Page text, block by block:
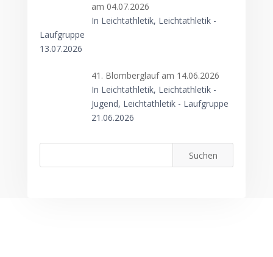
am 04.07.2026
In Leichtathletik, Leichtathletik -
Laufgruppe
13.07.2026
41. Blomberglauf am 14.06.2026
In Leichtathletik, Leichtathletik -
Jugend, Leichtathletik - Laufgruppe
21.06.2026